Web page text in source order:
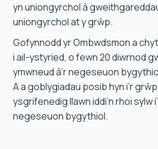
yn uniongyrchol â
uniongyrchol at y grŵp.
Gofynnodd yr Ombwdsmon a
i ail-ystyried, o fewn 20 diwrnod
ymwneud â’r negeseuon
A a goblygiadau posib hyn i’r
ysgrifenedig llawn iddi’n rhoi sylw
negeseuon bygythiol.